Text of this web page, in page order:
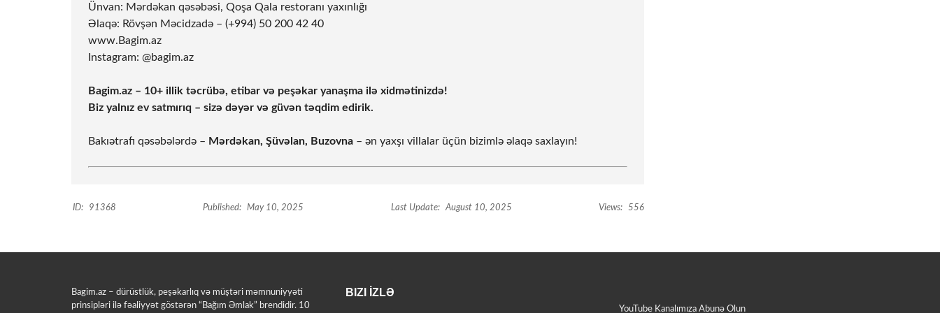
Ünvan: Mərdəkan qəsəbəsi, Qoşa Qala restoranı yaxınlığı
Əlaqə: Rövşən Məcidzadə – (+994) 50 200 42 40
www.Bagim.az
Instagram: @bagim.az
Bagim.az – 10+ illik təcrübə, etibar və peşəkar yanaşma ilə xidmətinizdə!
Biz yalnız ev satmırıq – sizə dəyər və güvən təqdim edirik.
Bakıətrafı qəsəbələrdə – Mərdəkan, Şüvəlan, Buzovna – ən yaxşı villalar üçün bizimlə əlaqə saxlayın!
ID: 91368 Published: May 10, 2025 Last Update: August 10, 2025 Views: 556
Bagim.az – dürüstlük, peşəkarlıq və müştəri məmnuniyyəti
prinsipləri ilə fəaliyyət göstərən “Bağım Əmlak” brendidir. 10
BIZI İZLƏ
YouTube Kanalımıza Abunə Olun